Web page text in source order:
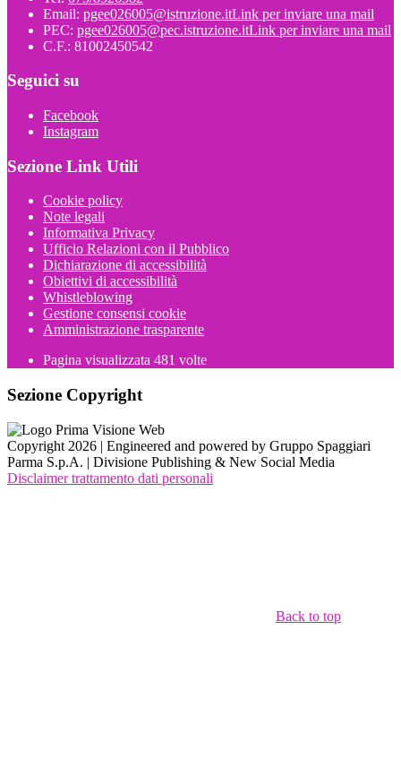
Email: pgee026005@istruzione.itLink per inviare una mail
PEC: pgee026005@pec.istruzione.itLink per inviare una mail
C.F.: 81002450542
Seguici su
Facebook
Instagram
Sezione Link Utili
Cookie policy
Note legali
Informativa Privacy
Ufficio Relazioni con il Pubblico
Dichiarazione di accessibilità
Obiettivi di accessibilità
Whistleblowing
Gestione consensi cookie
Amministrazione trasparente
Pagina visualizzata 481 volte
Sezione Copyright
Copyright 2026 | Engineered and powered by Gruppo Spaggiari
Parma S.p.A. | Divisione Publishing & New Social Media
Disclaimer trattamento dati personali
Back to top